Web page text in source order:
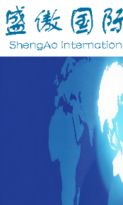
首 页 关于我们
联系我们
注册